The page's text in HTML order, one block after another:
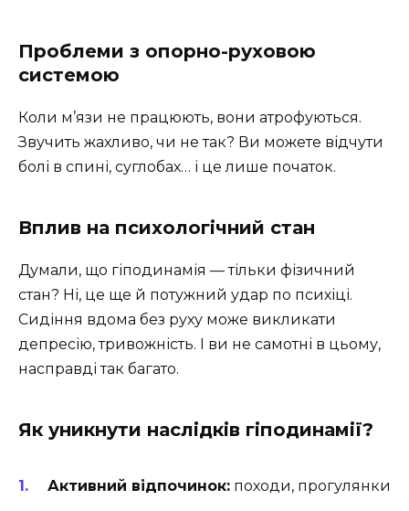
Проблеми з опорно-руховою
системою
Коли м’язи не працюють, вони атрофуються.
Звучить жахливо, чи не так? Ви можете відчути
болі в спині, суглобах… і це лише початок.
Вплив на психологічний стан
Думали, що гіподинамія — тільки фізичний
стан? Ні, це ще й потужний удар по психіці.
Сидіння вдома без руху може викликати
депресію, тривожність. І ви не самотні в цьому,
насправді так багато.
Як уникнути наслідків гіподинамії?
Активний відпочинок: походи, прогулянки